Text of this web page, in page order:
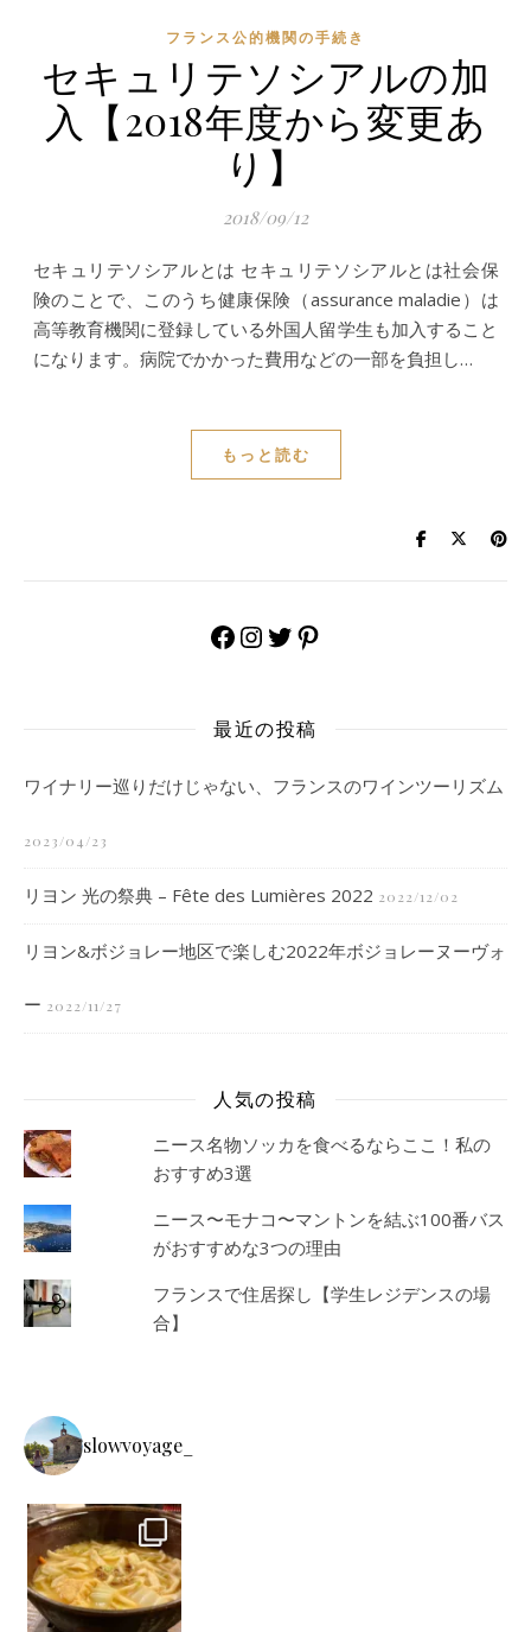
フランス公的機関の手続き
セキュリテソシアルの加
入【2018年度から変更あ
り】
2018/09/12
セキュリテソシアルとは セキュリテソシアルとは社会保
険のことで、このうち健康保険（assurance maladie）は
高等教育機関に登録している外国人留学生も加入すること
になります。病院でかかった費用などの一部を負担し…
もっと読む
Facebook
Instagram
TwitterPinterest
最近の投稿
ワイナリー巡りだけじゃない、フランスのワインツーリズム
2023/04/23
リヨン 光の祭典 – Fête des Lumières 2022 2022/12/02
リヨン&ボジョレー地区で楽しむ2022年ボジョレーヌーヴォ
ー 2022/11/27
人気の投稿
ニース名物ソッカを食べるならここ！私の
おすすめ3選
ニース〜モナコ〜マントンを結ぶ100番バス
がおすすめな3つの理由
フランスで住居探し【学生レジデンスの場
合】
slowvoyage_
駅前のほうとう不動のほうとう 本栖湖でお手洗いを借りたお土産屋